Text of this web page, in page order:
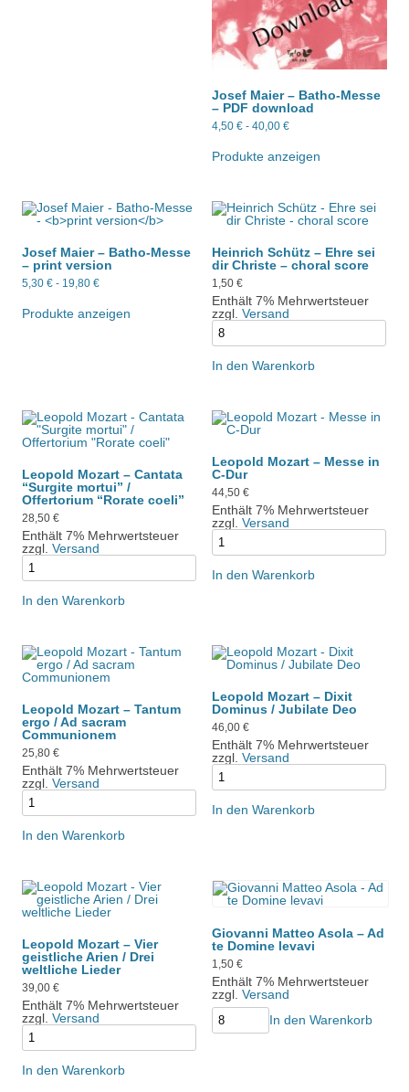
Josef Maier – Batho-Messe
– PDF download
4,50 € - 40,00 €
Produkte anzeigen
Josef Maier – Batho-Messe
– print version
5,30 € - 19,80 €
Produkte anzeigen
Heinrich Schütz – Ehre sei
dir Christe – choral score
1,50 €
Enthält 7% Mehrwertsteuer
zzgl. Versand
In den Warenkorb
Leopold Mozart – Cantata
“Surgite mortui” /
Offertorium “Rorate coeli”
28,50 €
Enthält 7% Mehrwertsteuer
zzgl. Versand
In den Warenkorb
Leopold Mozart – Messe in
C-Dur
44,50 €
Enthält 7% Mehrwertsteuer
zzgl. Versand
In den Warenkorb
Leopold Mozart – Tantum
ergo / Ad sacram
Communionem
25,80 €
Enthält 7% Mehrwertsteuer
zzgl. Versand
In den Warenkorb
Leopold Mozart – Dixit
Dominus / Jubilate Deo
46,00 €
Enthält 7% Mehrwertsteuer
zzgl. Versand
In den Warenkorb
Leopold Mozart – Vier
geistliche Arien / Drei
weltliche Lieder
39,00 €
Enthält 7% Mehrwertsteuer
zzgl. Versand
In den Warenkorb
Giovanni Matteo Asola – Ad
te Domine levavi
1,50 €
Enthält 7% Mehrwertsteuer
zzgl. Versand
In den Warenkorb